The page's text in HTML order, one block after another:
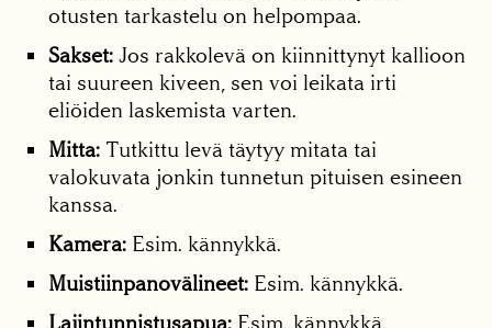
otusten tarkastelu on helpompaa.
Sakset: Jos rakkolevä on kiinnittynyt kallioon
tai suureen kiveen, sen voi leikata irti
eliöiden laskemista varten.
Mitta: Tutkittu levä täytyy mitata tai
valokuvata jonkin tunnetun pituisen esineen
kanssa.
Kamera: Esim. kännykkä.
Muistiinpanovälineet: Esim. kännykkä.
Lajintunnistusapua: Esim. kännykkä.